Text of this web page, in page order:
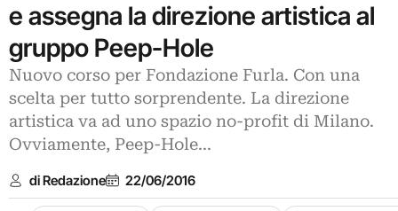
e assegna la direzione artistica al
gruppo Peep-Hole
Nuovo corso per Fondazione Furla. Con una
scelta per tutto sorprendente. La direzione
artistica va ad uno spazio no-profit di Milano.
Ovviamente, Peep-Hole...
di Redazione 22/06/2016